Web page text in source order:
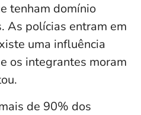
tenham domínio
As polícias entram em
uma influência
os integrantes moram
de 90% dos